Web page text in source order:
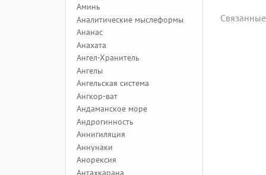
Аминь
Аналитические мыслеформы
Ананас
Анахата
Ангел-Хранитель
Ангелы
Ангельская система
Ангкор-ват
Андаманское море
Андрогинность
Аннигиляция
Аннунаки
Анорексия
Антахкарана